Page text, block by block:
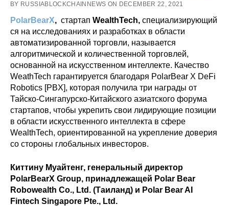
BY RUSSIABLOCKCHAINNEWS ON DECEMBER 22, 2021
PolarBearX, стартап WealthTech, специализирующий
ся на исследованиях и разработках в области
автоматизированной торговли, называется
алгоритмической и количественной торговлей,
основанной на искусственном интеллекте. Качество
WeathTech гарантируется благодаря PolarBear X DeFi
Robotics [PBX], которая получила три награды от
Тайско-Сингапурско-Китайского азиатского форума
стартапов, чтобы укрепить свои лидирующие позиции
в области искусственного интеллекта в сфере
WealthTech, ориентированной на укрепление доверия
со стороны глобальных инвесторов.
Киттину Муайтенг, генеральный директор
PolarBearX Group, принадлежащей Polar Bear
Robowealth Co., Ltd. (Таиланд) и Polar Bear AI
Fintech Singapore Pte., Ltd.